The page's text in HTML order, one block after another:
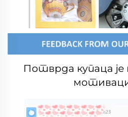
Потврда купаца је